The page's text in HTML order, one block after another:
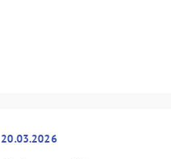
20.03.2026